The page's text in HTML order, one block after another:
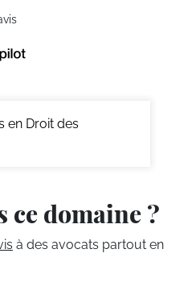
en Droit des
ce domaine ?
à des avocats partout en